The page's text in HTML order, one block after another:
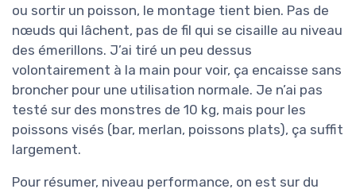
ou sortir un poisson, le montage tient bien. Pas de
nœuds qui lâchent, pas de fil qui se cisaille au niveau
des émerillons. J’ai tiré un peu dessus
volontairement à la main pour voir, ça encaisse sans
broncher pour une utilisation normale. Je n’ai pas
testé sur des monstres de 10 kg, mais pour les
poissons visés (bar, merlan, poissons plats), ça suffit
largement.
Pour résumer, niveau performance, on est sur du